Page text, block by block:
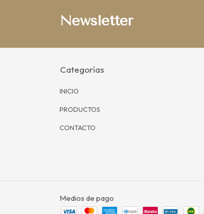
Newsletter
Categorías
INICIO
PRODUCTOS
CONTACTO
Medios de pago